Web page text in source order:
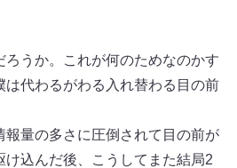
うか。これが何のためなのかす
は代わるがわる入れ替わる目の前
報量の多さに圧倒されて目の前が
け込んだ後、こうしてまた結局2